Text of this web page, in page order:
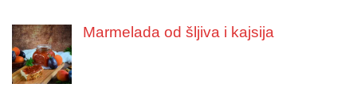
Marmelada od šljiva i kajsija